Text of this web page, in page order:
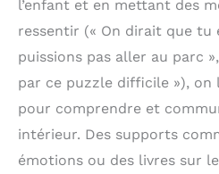
l’enfant et en mettant des
ressentir (« On dirait que tu
puissions pas aller au parc
par ce puzzle difficile »),
pour comprendre et
intérieur. Des supports
émotions ou des livres sur